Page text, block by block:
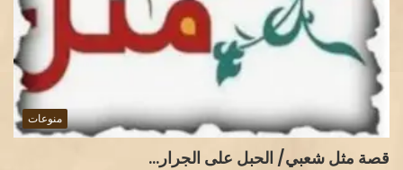
منوعات
قصة مثل شعبي/ الحبل على الجرار…